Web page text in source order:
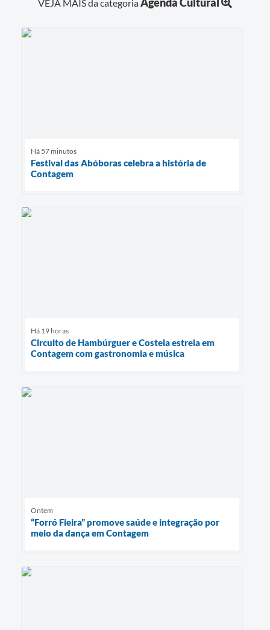
VEJA MAIS da categoria
Há 57 minutos
Festival das Abóboras celebra a história de
Contagem
Há 19 horas
Circuito de Hambúrguer e Costela estreia em
Contagem com gastronomia e música
Ontem
“Forró Fieira” promove saúde e integração por
meio da dança em Contagem